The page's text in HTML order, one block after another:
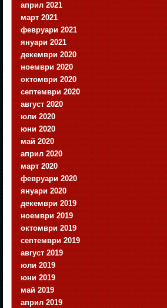
април 2021
март 2021
февруари 2021
януари 2021
декември 2020
ноември 2020
октомври 2020
септември 2020
август 2020
юли 2020
юни 2020
май 2020
април 2020
март 2020
февруари 2020
януари 2020
декември 2019
ноември 2019
октомври 2019
септември 2019
август 2019
юли 2019
юни 2019
май 2019
април 2019